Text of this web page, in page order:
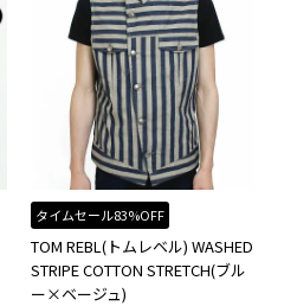
タイムセール83%OFF
TOM REBL(トムレベル) WASHED
STRIPE COTTON STRETCH(ブル
ー×ベージュ)